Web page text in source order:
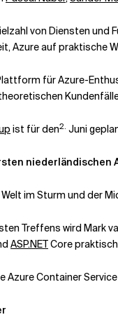
Verwandte Themen
von Diensten und
Azure auf praktische
für Azure-
ist für den2. Juni
niederländischen
im Sturm und der
Treffens wird Mark
ASP.NETCore
Azure Container